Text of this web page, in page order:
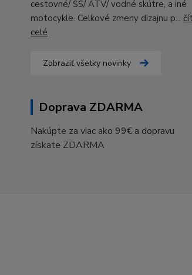
cestovné/ SS/ ATV/ vodné skútre, a iné
motocykle. Celkové zmeny dizajnu p...
celé
Zobraziť všetky novinky
Doprava ZDARMA
Nakúpte za viac ako 99€ a dopravu
získate ZDARMA